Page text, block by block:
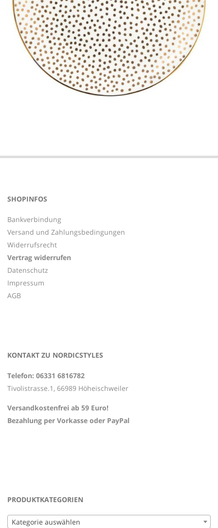
06-
SHOPINFOS
Bankverbindung
Versand und Zahlungsbedingungen
Widerrufsrecht
Vertrag widerrufen
Datenschutz
Impressum
AGB
KONTAKT ZU NORDICSTYLES
Telefon: 06331 6816782
Tivolistrasse.1, 66989 Höheischweiler
Versandkostenfrei ab 59 Euro!
Bezahlung per Vorkasse oder PayPal
PRODUKTKATEGORIEN
Kategorie auswählen